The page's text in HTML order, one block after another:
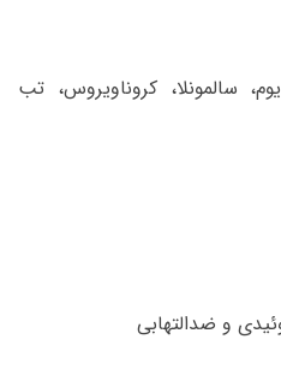
سالمونلا، کروناویروس، تب
و ضدالتهابی